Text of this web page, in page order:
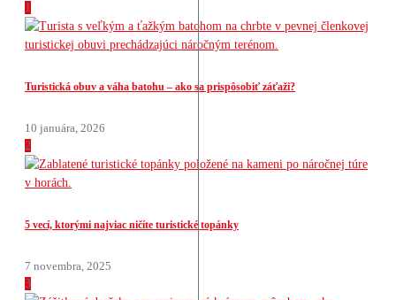
1
Turistická obuv a váha batohu – ako sa prispôsobiť záťaži?
10 januára, 2026
2
5 vecí, ktorými najviac ničíte turistické topánky
7 novembra, 2025
3